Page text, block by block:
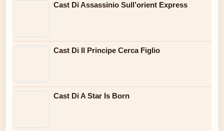
Cast Di Assassinio Sull’orient Express
Cast Di Il Principe Cerca Figlio
Cast Di A Star Is Born